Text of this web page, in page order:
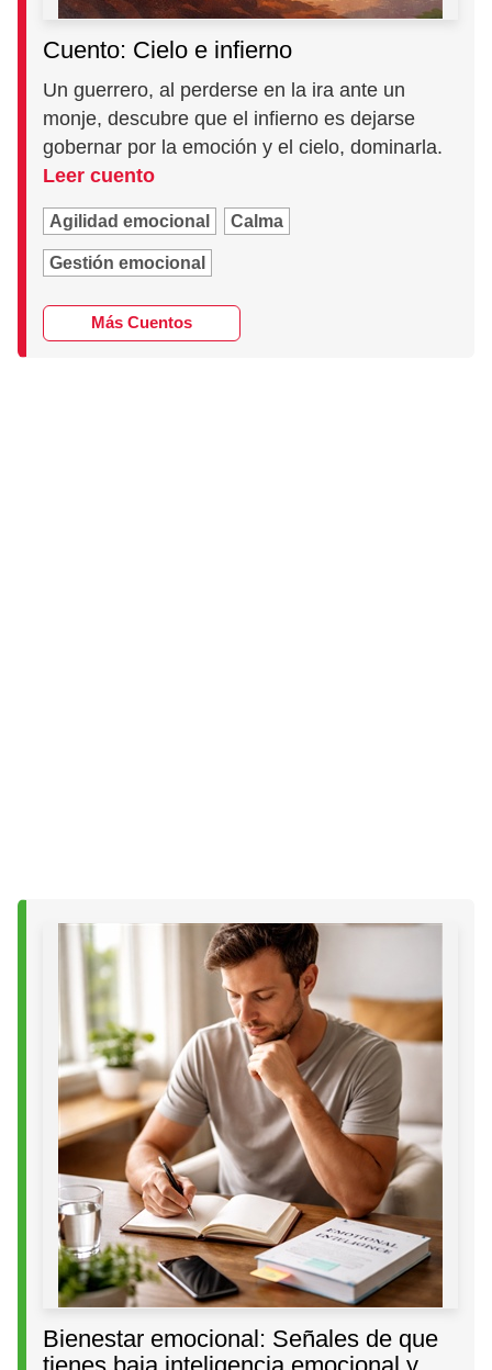
Cuento: Cielo e infierno
Un guerrero, al perderse en la ira ante un
monje, descubre que el infierno es dejarse
gobernar por la emoción y el cielo, dominarla.
Leer cuento
Agilidad emocional Calma
Gestión emocional
Más Cuentos
Bienestar emocional: Señales de que